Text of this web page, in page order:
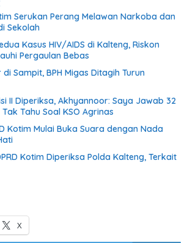
Serukan Perang Melawan Narkoba dan
Sekolah
Kasus HIV/AIDS di Kalteng, Riskon
Pergaulan Bebas
di Sampit, BPH Migas Ditagih Turun
II Diperiksa, Akhyannoor: Saya Jawab 32
Tahu Soal KSO Agrinas
Kotim Mulai Buka Suara dengan Nada
Kotim Diperiksa Polda Kalteng, Terkait
X